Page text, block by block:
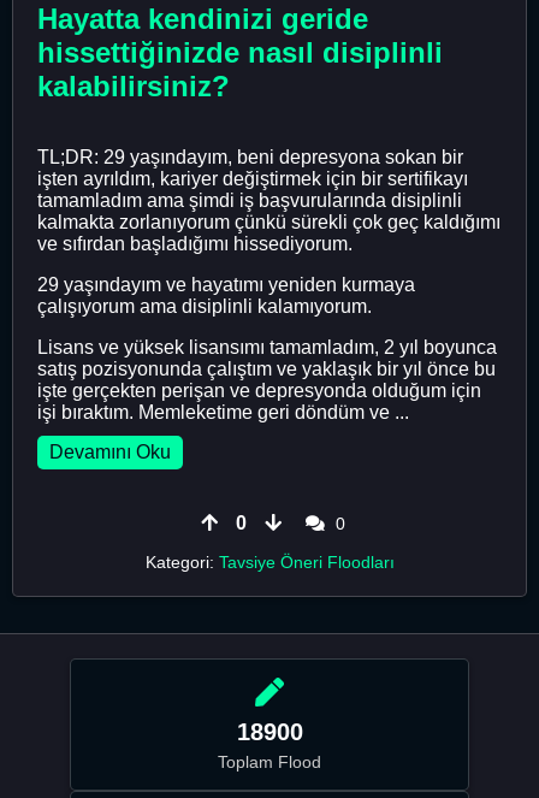
Hayatta kendinizi geride
hissettiğinizde nasıl disiplinli
kalabilirsiniz?
TL;DR: 29 yaşındayım, beni depresyona sokan bir
işten ayrıldım, kariyer değiştirmek için bir sertifikayı
tamamladım ama şimdi iş başvurularında disiplinli
kalmakta zorlanıyorum çünkü sürekli çok geç kaldığımı
ve sıfırdan başladığımı hissediyorum.
29 yaşındayım ve hayatımı yeniden kurmaya
çalışıyorum ama disiplinli kalamıyorum.
Lisans ve yüksek lisansımı tamamladım, 2 yıl boyunca
satış pozisyonunda çalıştım ve yaklaşık bir yıl önce bu
işte gerçekten perişan ve depresyonda olduğum için
işi bıraktım. Memleketime geri döndüm ve ...
Devamını Oku
0
0
Kategori: Tavsiye Öneri Floodları
18900
Toplam Flood